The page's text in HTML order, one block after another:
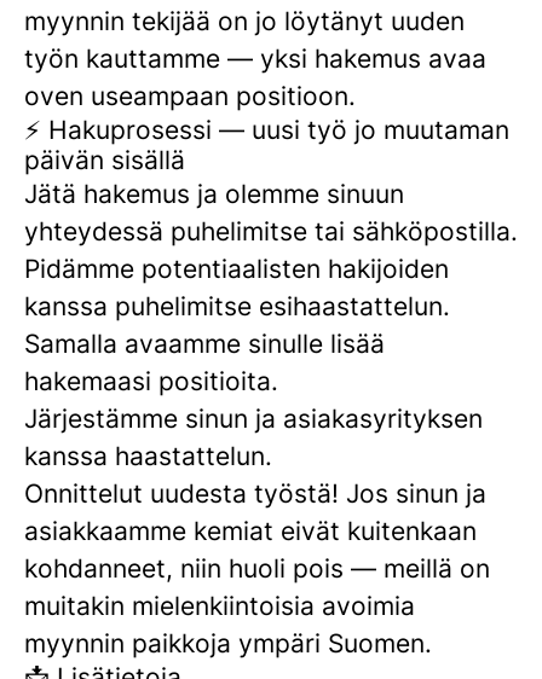
myynnin tekijää on jo löytänyt uuden
työn kauttamme — yksi hakemus avaa
oven useampaan positioon.
⚡ Hakuprosessi — uusi työ jo muutaman
päivän sisällä
Jätä hakemus ja olemme sinuun
yhteydessä puhelimitse tai sähköpostilla.
Pidämme potentiaalisten hakijoiden
kanssa puhelimitse esihaastattelun.
Samalla avaamme sinulle lisää
hakemaasi positioita.
Järjestämme sinun ja asiakasyrityksen
kanssa haastattelun.
Onnittelut uudesta työstä! Jos sinun ja
asiakkaamme kemiat eivät kuitenkaan
kohdanneet, niin huoli pois — meillä on
muitakin mielenkiintoisia avoimia
myynnin paikkoja ympäri Suomen.